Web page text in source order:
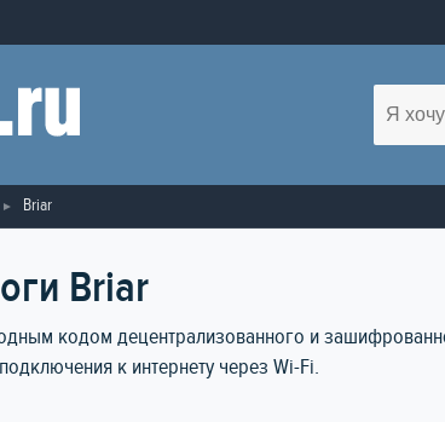
Briar
Briar
кодом децентрализованного и
к интернету через Wi-Fi.